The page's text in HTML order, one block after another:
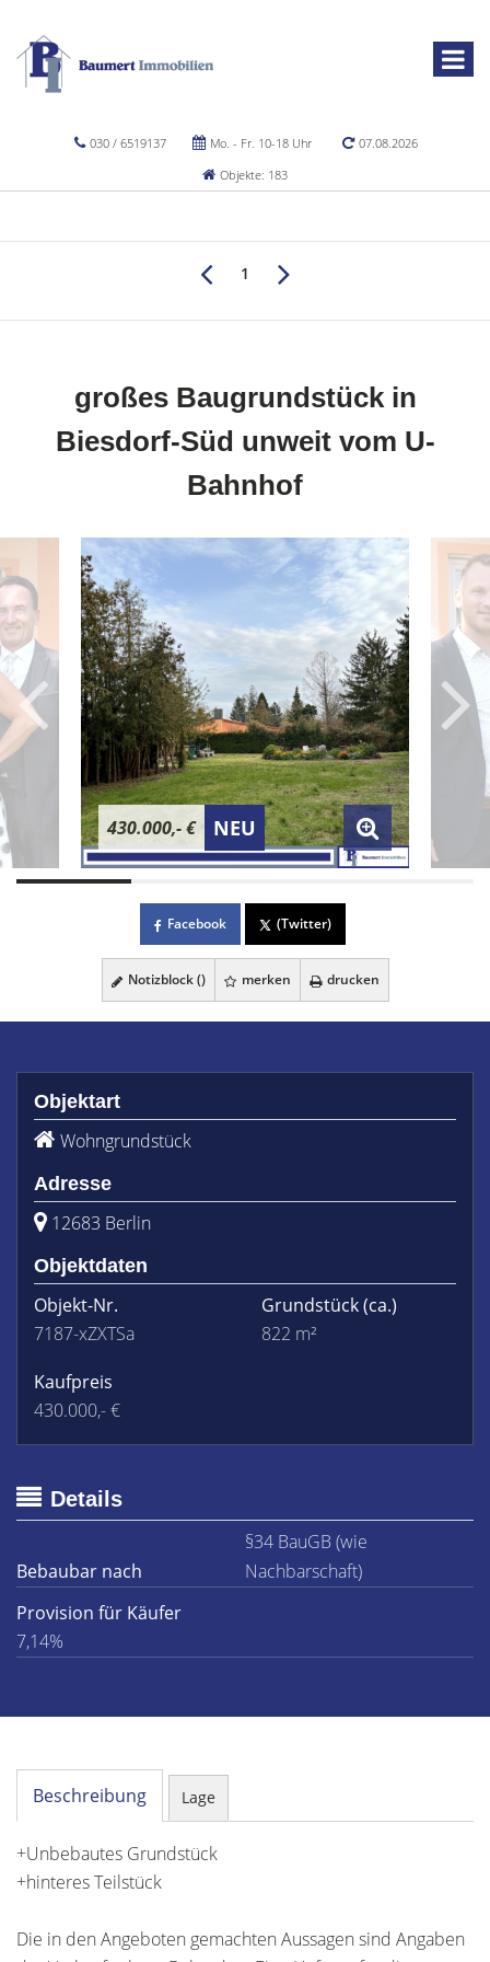
030 / 6519137 Mo. - Fr. 10-18 Uhr
07.08.2026
Objekte: 183
1
großes Baugrundstück in
Biesdorf-Süd unweit vom U-
Bahnhof
430.000,- € NEU
Facebook (Twitter)
Notizblock () merken drucken
Objektart
Wohngrundstück
Adresse
12683 Berlin
Objektdaten
Objekt-Nr.
7187-xZXTSa
Grundstück(ca.)
822 m²
Kaufpreis
430.000,- €
Details
Bebaubar nach
§34 BauGB (wie
Nachbarschaft)
Provision für Käufer
7,14%
Beschreibung Lage
+Unbebautes Grundstück
+hinteres Teilstück
Die in den Angeboten gemachten Aussagen sind Angaben